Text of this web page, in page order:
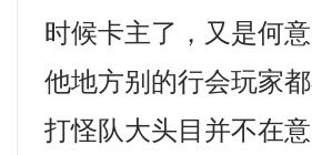
时候卡主了，又是何
他地方别的行会玩家
打怪队大头目并不在